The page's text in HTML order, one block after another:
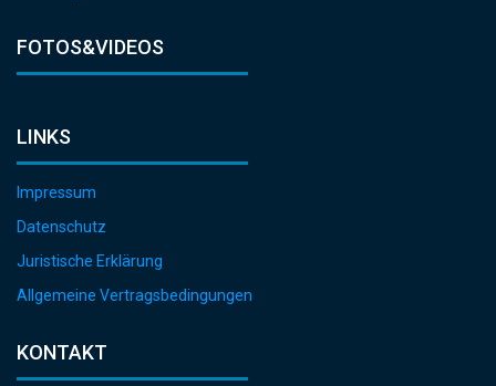
FOTOS&VIDEOS
LINKS
Impressum
Datenschutz
Juristische Erklärung
Allgemeine Vertragsbedingungen
KONTAKT